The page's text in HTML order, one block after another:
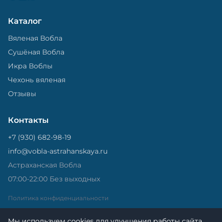
Каталог
Вяленая Вобла
Сушёная Вобла
Икра Воблы
Чехонь вяленая
Отзывы
Контакты
+7 (930) 682-98-19
info@vobla-astrahanskaya.ru
Астраханская Вобла
07:00-22:00 Без выходных
Политика конфиденциальности